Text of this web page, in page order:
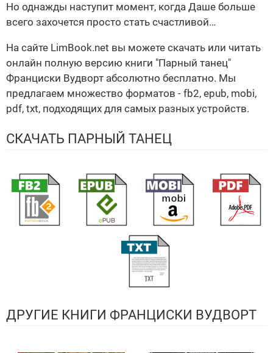
Но однажды наступит момент, когда Даше больше
всего захочется просто стать счастливой…
На сайте LimBook.net вы можете скачать или читать
онлайн полную версию книги "Парный танец"
Франциски Вудворт абсолютно бесплатно. Мы
предлагаем множество форматов - fb2, epub, mobi,
pdf, txt, подходящих для самых разных устройств.
СКАЧАТЬ ПАРНЫЙ ТАНЕЦ
ДРУГИЕ КНИГИ ФРАНЦИСКИ ВУДВОРТ